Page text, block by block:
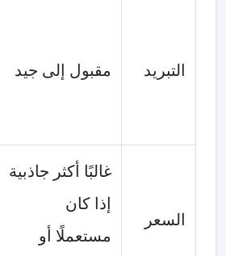
التبريد مقبول إلى جيد
السعر
غالبًا أكثر جاذبية
إذا كان
مستعملًا أو